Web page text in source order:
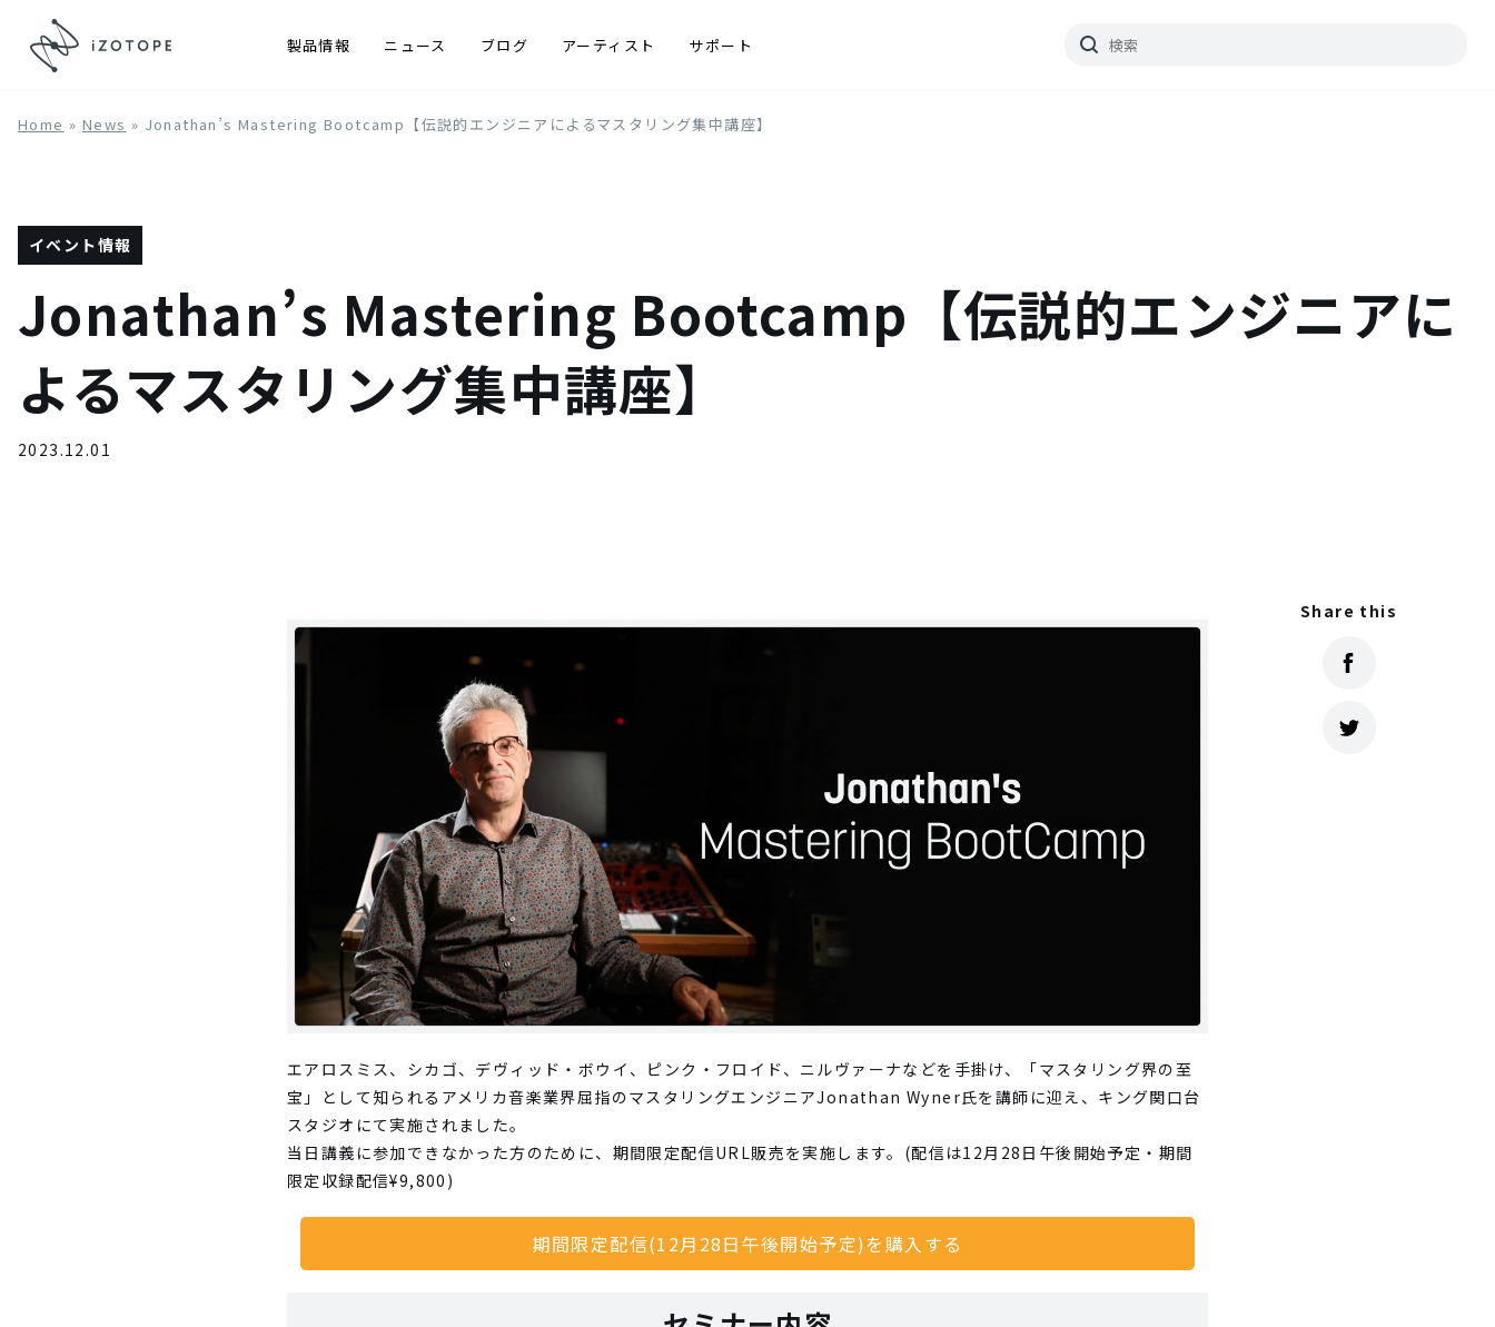
製品情報 ニュース ブログ アーティスト サポート
Home » News » Jonathan’s Mastering Bootcamp【伝説的エンジニアによるマスタリング集中講座】
イベント情報
Jonathan’s Mastering Bootcamp【伝説的エンジニアに
よるマスタリング集中講座】
2023.12.01
エアロスミス、シカゴ、デヴィッド・ボウイ、ピンク・フロイド、ニルヴァーナなどを手掛け、「マスタリング界の至
宝」として知られるアメリカ音楽業界屈指のマスタリングエンジニアJonathan Wyner氏を講師に迎え、キング関口台
スタジオにて実施されました。
当日講義に参加できなかった方のために、期間限定配信URL販売を実施します。(配信は12月28日午後開始予定・期間
限定収録配信¥9,800)
期間限定配信(12月28日午後開始予定)を購入する
Share this